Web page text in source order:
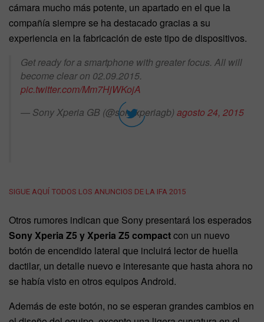
cámara mucho más potente, un apartado en el que la
compañía siempre se ha destacado gracias a su
experiencia en la fabricación de este tipo de dispositivos.
Get ready for a smartphone with greater focus. All will
become clear on 02.09.2015.
pic.twitter.com/Mm7HjWKojA
— Sony Xperia GB (@sonyxperiagb) agosto 24, 2015
SIGUE AQUÍ TODOS LOS ANUNCIOS DE LA IFA 2015
Otros rumores indican que Sony presentará los esperados
Sony Xperia Z5 y Xperia Z5 compactcon un nuevo
botón de encendido lateral que incluirá lector de huella
dactilar, un detalle nuevo e interesante que hasta ahora no
se había visto en otros equipos Android.
Además de este botón, no se esperan grandes cambios en